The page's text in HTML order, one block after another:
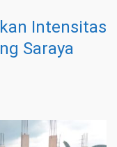
Intensitas
Saraya